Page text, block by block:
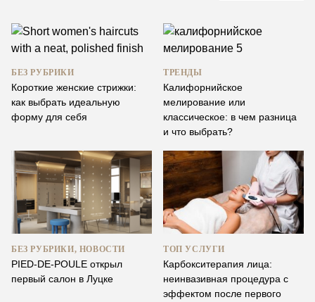
БЕЗ РУБРИКИ
Короткие женские стрижки:
как выбрать идеальную
форму для себя
ТРЕНДЫ
Калифорнийское
мелирование или
классическое: в чем разница
и что выбрать?
БЕЗ РУБРИКИ, НОВОСТИ
PIED-DE-POULE открыл
первый салон в Луцке
ТОП УСЛУГИ
Карбокситерапия лица:
неинвазивная процедура с
эффектом после первого